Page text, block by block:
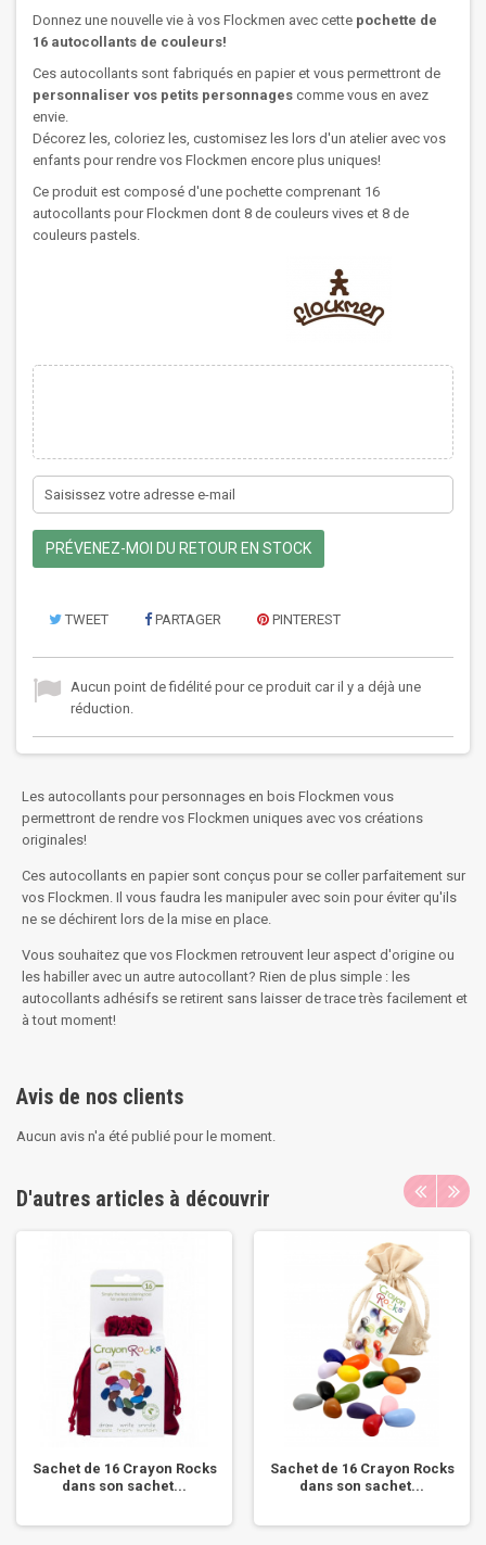
Donnez une nouvelle vie à vos Flockmen avec cette pochette de
16 autocollants de couleurs!
Ces autocollants sont fabriqués en papier et vous permettront de
personnaliser vos petits personnages comme vous en avez
envie.
Décorez les, coloriez les, customisez les lors d'un atelier avec vos
enfants pour rendre vos Flockmen encore plus uniques!
Ce produit est composé d'une pochette comprenant 16
autocollants pour Flockmen dont 8 de couleurs vives et 8 de
couleurs pastels.
PRÉVENEZ-MOI DU RETOUR EN STOCK
TWEET PARTAGER PINTEREST
Aucun point de fidélité pour ce produit car il y a déjà une
réduction.
Les autocollants pour personnages en bois Flockmen vous
permettront de rendre vos Flockmen uniques avec vos créations
originales!
Ces autocollants en papier sont conçus pour se coller parfaitement sur
vos Flockmen. Il vous faudra les manipuler avec soin pour éviter qu'ils
ne se déchirent lors de la mise en place.
Vous souhaitez que vos Flockmen retrouvent leur aspect d'origine ou
les habiller avec un autre autocollant? Rien de plus simple : les
autocollants adhésifs se retirent sans laisser de trace très facilement et
à tout moment!
Avis de nos clients
Aucun avis n'a été publié pour le moment.
D'autres articles à découvrir
Sachet de 16 Crayon Rocks
dans son sachet...
Sachet de 16 Crayon Rocks
dans son sachet...